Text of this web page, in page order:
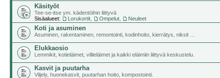
Käsityöt
Tee-se-itse ym. kädentöihin liittyvä
Sisäalueet:
Lorukortit Ompelut Neuleet
Koti ja asuminen
Asuminen, rakentaminen, remontointi, kodinhoito, kierrätys, niksit ...
Elukkaosio
Lemmikit, kotieläimet, villieläimet ja kaikki eläimiin liittyvä keskustelu.
Kasvit ja puutarha
Viljely, huonekasvit, puutarhan hoito, kompostointi.